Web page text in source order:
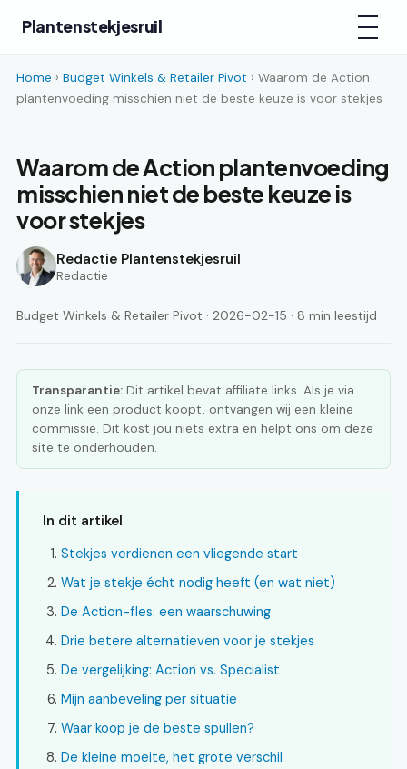
Plantenstekjesruil
Home › Budget Winkels & Retailer Pivot › Waarom de Action
plantenvoeding misschien niet de beste keuze is voor stekjes
Waarom de Action plantenvoeding
misschien niet de beste keuze is
voor stekjes
Redactie Plantenstekjesruil
Redactie
Budget Winkels & Retailer Pivot · 2026-02-15 · 8 min leestijd
Transparantie: Dit artikel bevat affiliate links. Als je via
onze link een product koopt, ontvangen wij een kleine
commissie. Dit kost jou niets extra en helpt ons om deze
site te onderhouden.
In dit artikel
Stekjes verdienen een vliegende start
Wat je stekje écht nodig heeft (en wat niet)
De Action-fles: een waarschuwing
Drie betere alternatieven voor je stekjes
De vergelijking: Action vs. Specialist
Mijn aanbeveling per situatie
Waar koop je de beste spullen?
De kleine moeite, het grote verschil